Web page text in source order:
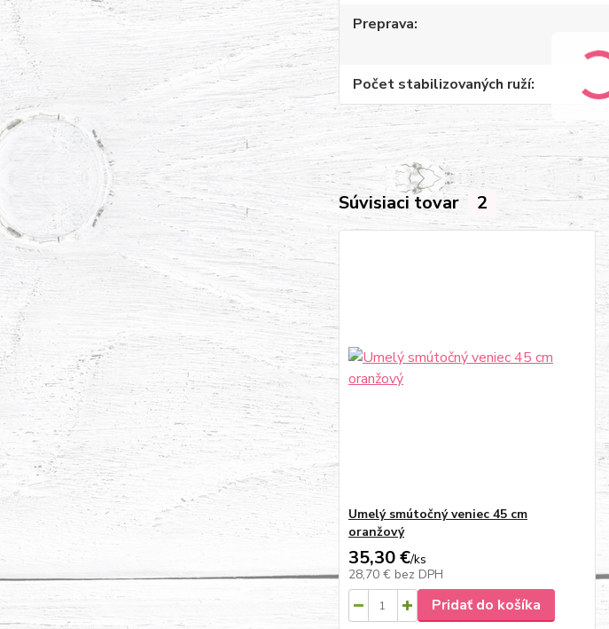
Preprava
Počet stabilizovaných ruží
Súvisiaci tovar 2
Umelý smútočný veniec 45 cm
oranžový
35,30 €/ks
28,70 € bez DPH
Pridať do košíka